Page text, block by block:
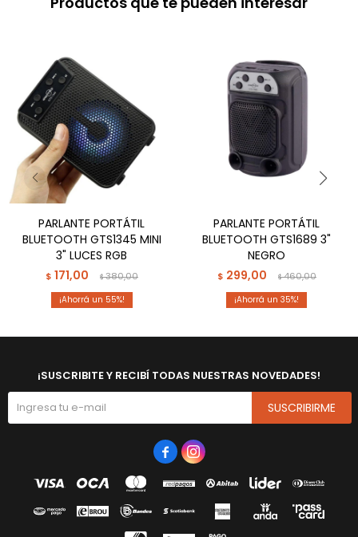
PARLANTE PORTÁTIL
BLUETOOTH GTS1345 MINI
3" LUCES RGB
$ 171,00 $380,00
55
PARLANTE PORTÁTIL
BLUETOOTH GTS1689 3"
NEGRO
$ 299,00 $460,00
35
¡SUSCRIBITE Y RECIBÍ TODAS NUESTRAS NOVEDADES!
SUSCRIBIRME
 